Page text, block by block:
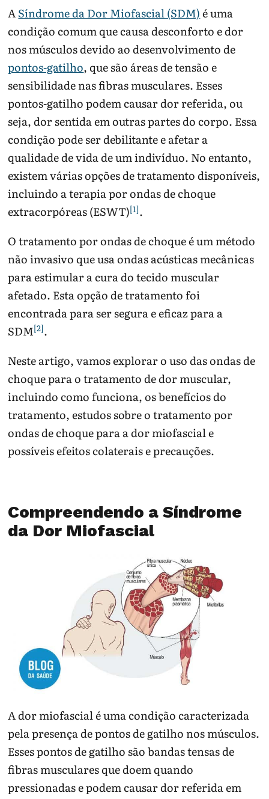
ASíndrome da Dor Miofascial (SDM)é uma
condição comum que causa desconforto e dor
nos músculos devido ao desenvolvimento de
pontos-gatilho, que são áreas de tensão e
sensibilidade nas fibras musculares. Esses
pontos-gatilho podem causar dor referida, ou
seja, dor sentida em outras partes do corpo. Essa
condição pode ser debilitante e afetar a
qualidade de vida de um indivíduo. No entanto,
existem várias opções de tratamento disponíveis,
incluindo a terapia por ondas de choque
extracorpóreas (ESWT)[1].
O tratamento por ondas de choque é um método
não invasivo que usa ondas acústicas mecânicas
para estimular a cura do tecido muscular
afetado. Esta opção de tratamento foi
encontrada para ser segura e eficaz para a
SDM[2].
Neste artigo, vamos explorar o uso das ondas de
choque para o tratamento de dor muscular,
incluindo como funciona, os benefícios do
tratamento, estudos sobre o tratamento por
ondas de choque para a dor miofascial e
possíveis efeitos colaterais e precauções.
Compreendendo a Síndrome
da Dor Miofascial
A dor miofascial é uma condição caracterizada
pela presença de pontos de gatilho nos músculos.
Esses pontos de gatilho são bandas tensas de
fibras musculares que doem quando
pressionadas e podem causar dor referida em